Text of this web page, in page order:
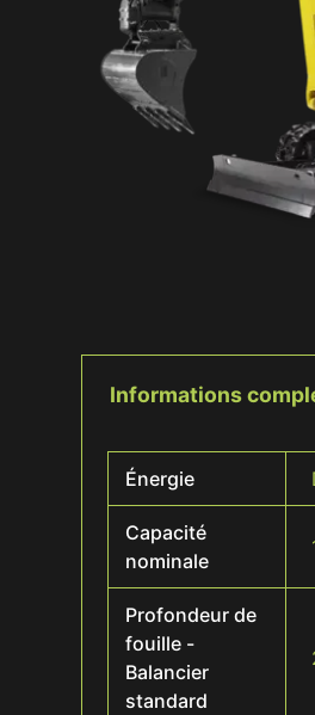
Informations
Énergie
Capacité
nominale
Profondeur de
fouille -
Balancier
standard